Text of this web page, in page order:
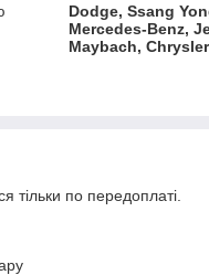
Dodge, Ssang
Mercedes-Benz,
Maybach, Chrysler
тільки по передоплаті.